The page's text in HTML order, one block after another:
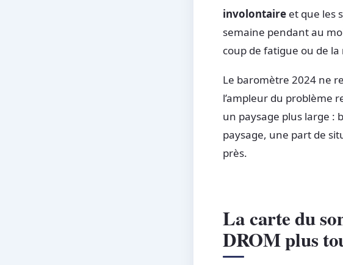
involontaire et que les
semaine pendant au
coup de fatigue ou de
Le baromètre 2024 ne
l’ampleur du problème
un paysage plus large :
paysage, une part de
près.
La carte du
DROM plus